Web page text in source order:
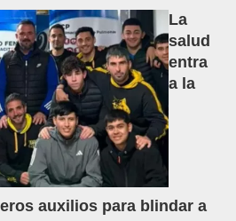
La
salud
entra
a la
auxilios para blindar a